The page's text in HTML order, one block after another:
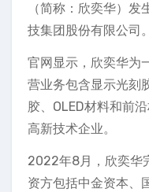
（简称：欣奕华）
技集团股份有限公司。
官网显示，欣奕华为
营业务包含显示光刻
胶、OLED材料和前
高新技术企业。
2022年8月，欣奕华
资方包括中金资本、